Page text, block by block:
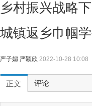
乡村振兴战略
城镇返乡巾帼
严子媚 严颖欣 2022-10-28 10:08
正文 评论